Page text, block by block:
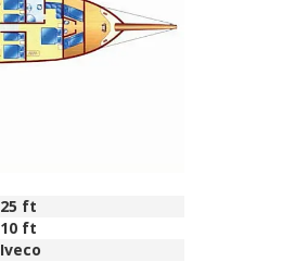
25 ft
10 ft
Iveco